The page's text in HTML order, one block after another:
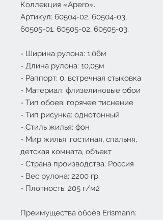
Коллекция «Apero».
Артикул: 60504-02, 60504-03,
60505-01, 60505-02, 60505-03.
- Ширина рулона: 1,06м
- Длина рулона: 10,05м
- Раппорт: 0, встречная стыковка
- Материал: флизелиновые обои
- Тип обоев: горячее тиснение
- Тип рисунка: однотонный
- Стиль жилья: фон
- Мир жилья: гостиная, спальня,
детская комната, объект
- Страна производства: Россия
- Вес рулона: 2200 гр.
- Плотность: 205 г/м2
Преимущества обоев Erismann: